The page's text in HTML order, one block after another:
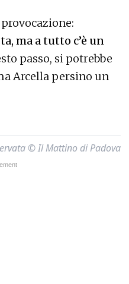
ma a tutto c’è un
passo, si potrebbe
Arcella persino un
© Il Mattino di Padova